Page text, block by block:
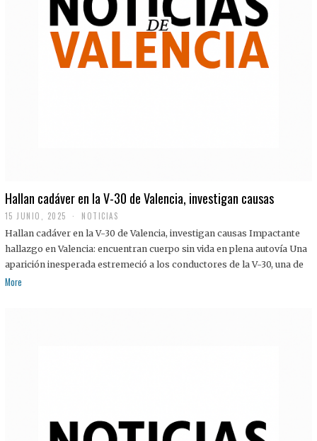
Hallan cadáver en la V-30 de Valencia, investigan causas
15 JUNIO, 2025 NOTICIAS
Hallan cadáver en la V-30 de Valencia, investigan causas Impactante
hallazgo en Valencia: encuentran cuerpo sin vida en plena autovía Una
aparición inesperada estremeció a los conductores de la V-30, una de
More